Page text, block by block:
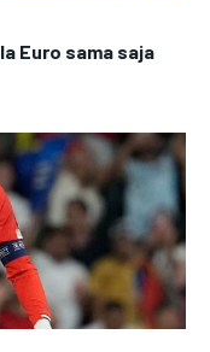
Euro sama saja